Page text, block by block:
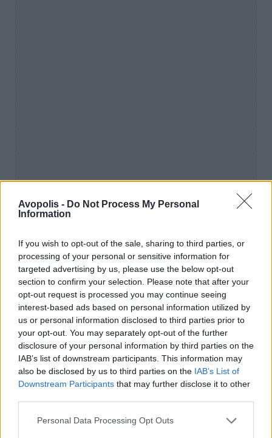
Avopolis - Do Not Process My Personal
Information
If you wish to opt-out of the sale, sharing to third parties, or
processing of your personal or sensitive information for
targeted advertising by us, please use the below opt-out
section to confirm your selection. Please note that after your
opt-out request is processed you may continue seeing
interest-based ads based on personal information utilized by
us or personal information disclosed to third parties prior to
your opt-out. You may separately opt-out of the further
disclosure of your personal information by third parties on the
IAB’s list of downstream participants. This information may
also be disclosed by us to third parties on the IAB’s List of
Downstream Participants that may further disclose it to other
Personal Data Processing Opt Outs